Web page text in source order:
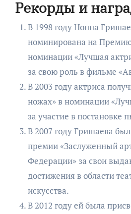
Рекорды и
В 1998 году Нонна
номинирована на Премию
номинации «Лучшая
за свою роль в фильме
В 2003 году актриса
ножах» в номинации
за участие в постановке
В 2007 году Гришаева
премии «Заслуженный
Федерации» за свои
достижения в области
искусства.
В 2012 году ей была